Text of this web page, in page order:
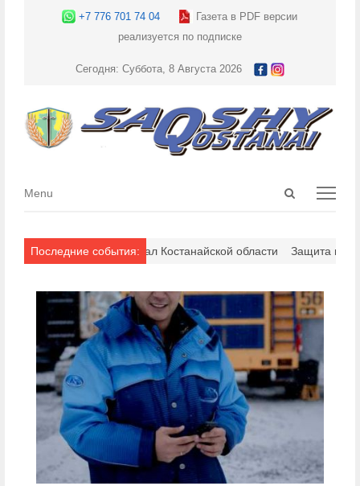
+7 776 701 74 04
Газета в PDF версии
реализуется по подписке
Сегодня: Суббота, 8 Августа 2026
Open
Menu
Menu
Последние события:
потенциал Костанайской области Защита интересов